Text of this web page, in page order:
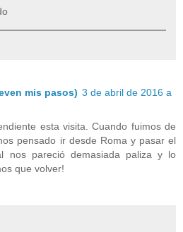
mis pasos) 3 de abril de 2016 a
esta visita. Cuando fuimos de
pensado ir desde Roma y pasar el
nos pareció demasiada paliza y lo
que volver!